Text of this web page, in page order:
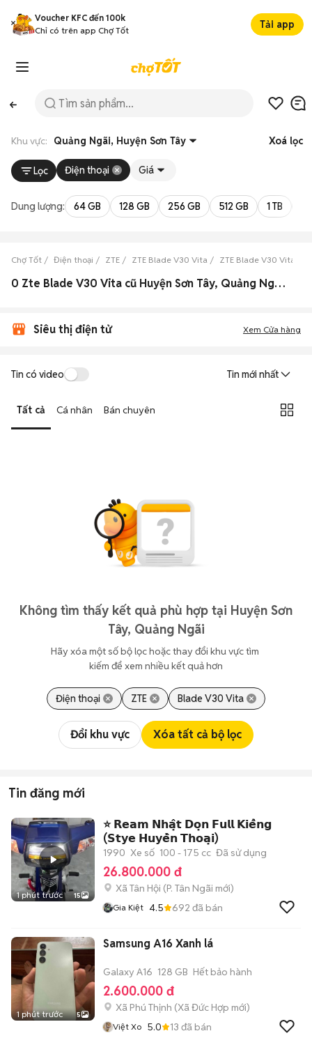
Voucher KFC đến 100k
Chỉ có trên app Chợ Tốt
Tải app
Khu vực: Quảng Ngãi, Huyện Sơn Tây Xoá lọc
Lọc Điện thoại Giá
Dung lượng: 64 GB 128 GB 256 GB 512 GB 1 TB
Chợ Tốt Điện thoại ZTE ZTE Blade V30 Vita ZTE Blade V30 Vita
0 Zte Blade V30 Vita cũ Huyện Sơn Tây, Quảng Ngãi đẹp
Siêu thị điện tử Xem Cửa hàng
Tin có video Tin mới nhất
Tất cả Cá nhân Bán chuyên
Không tìm thấy kết quả phù hợp tại Huyện Sơn
Tây, Quảng Ngãi
Hãy xóa một số bộ lọc hoặc thay đổi khu vực tìm
kiếm để xem nhiều kết quả hơn
Điện thoại ZTE Blade V30 Vita
Đổi khu vực Xóa tất cả bộ lọc
Tin đăng mới
1 phút trước 15
⭐️ 𝗥𝗲𝗮𝗺 𝗡𝗵𝗮̣̂𝘁 𝗗𝗼̣𝗻 𝗙𝘂𝗹𝗹 𝗞𝗶𝗲̂̉𝗻𝗴
(𝗦𝘁𝘆𝗲 𝗛𝘂𝘆𝗲̂̀𝗻 𝗧𝗵𝗼𝗮̣𝗶)
1990 Xe số 100 - 175 cc Đã sử dụng
26.800.000 đ
Xã Tân Hội (P. Tân Ngãi mới)
Gia Kiệt 4.5 692 đã bán
1 phút trước 5
Samsung A16 Xanh lá
Galaxy A16 128 GB Hết bảo hành
2.600.000 đ
Xã Phú Thịnh (Xã Đức Hợp mới)
Việt Xo 5.0 13 đã bán